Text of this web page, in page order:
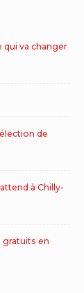
qui va changer
de
à Chilly-
gratuits en